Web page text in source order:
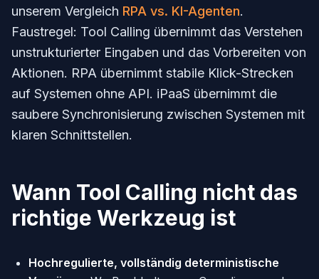
unserem Vergleich RPA vs. KI-Agenten.
Faustregel: Tool Calling übernimmt das Verstehen
unstrukturierter Eingaben und das Vorbereiten von
Aktionen. RPA übernimmt stabile Klick-Strecken
auf Systemen ohne API. iPaaS übernimmt die
saubere Synchronisierung zwischen Systemen mit
klaren Schnittstellen.
Wann Tool Calling nicht das
richtige Werkzeug ist
Hochregulierte, vollständig deterministische